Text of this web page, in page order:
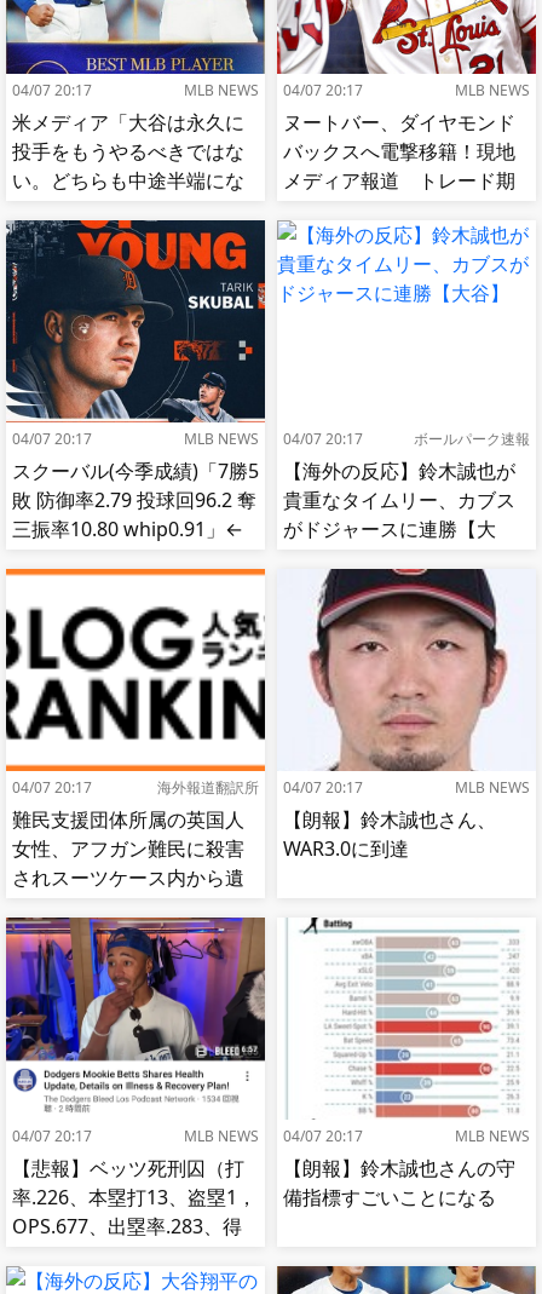
04/07 20:17 MLB NEWS
米メディア「大谷は永久に
投手をもうやるべきではな
い。どちらも中途半端にな
04/07 20:17 MLB NEWS
ヌートバー、ダイヤモンド
バックスへ電撃移籍！現地
メディア報道 トレード期
04/07 20:17 MLB NEWS
スクーバル(今季成績)「7勝5
敗 防御率2.79 投球回96.2 奪
三振率10.80 whip0.91」←
04/07 20:17 ボールパーク速報
【海外の反応】鈴木誠也が
貴重なタイムリー、カブス
がドジャースに連勝【大
04/07 20:17 海外報道翻訳所
難民支援団体所属の英国人
女性、アフガン難民に殺害
されスーツケース内から遺
応]
04/07 20:17 MLB NEWS
【朗報】鈴木誠也さん、
WAR3.0に到達
04/07 20:17 MLB NEWS
【悲報】ベッツ死刑囚（打
率.226、本塁打13、盗塁1，
OPS.677、出塁率.283、得
04/07 20:17 MLB NEWS
【朗報】鈴木誠也さんの守
備指標すごいことになる